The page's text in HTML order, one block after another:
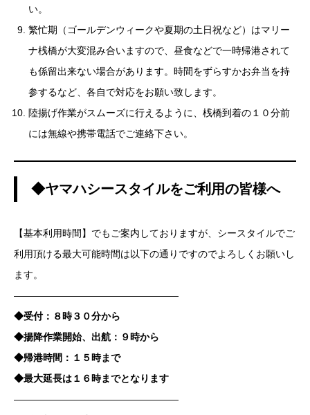
い。
繁忙期（ゴールデンウィークや夏期の土日祝など）はマリー
ナ桟橋が大変混み合いますので、昼食などで一時帰港されて
も係留出来ない場合があります。時間をずらすかお弁当を持
参するなど、各自で対応をお願い致します。
陸揚げ作業がスムーズに行えるように、桟橋到着の１０分前
には無線や携帯電話でご連絡下さい。
◆ヤマハシースタイルをご利用の皆様へ
【基本利用時間】でもご案内しておりますが、シースタイルでご
利用頂ける最大可能時間は以下の通りですのでよろしくお願いし
ます。
—————————————————
◆受付：８時３０分から
◆揚降作業開始、出航：９時から
◆帰港時間：１５時まで
◆最大延長は１６時までとなります
—————————————————